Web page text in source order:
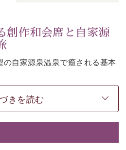
創作和会席と自家源
自家源泉温泉で癒される基本
装飾の館内で静かに寛いでお
み】----------
利用が可能な上、 安心安全にご
きを読む